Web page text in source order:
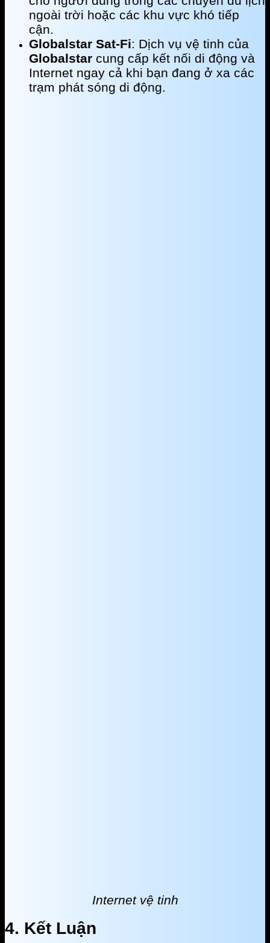
ngoài trời hoặc các khu vực khó tiếp
cận.
Globalstar Sat-Fi: Dịch vụ vệ tinh của
Globalstar cung cấp kết nối di động và
Internet ngay cả khi bạn đang ở xa các
trạm phát sóng di động.
Internet vệ tinh
4. Kết Luận